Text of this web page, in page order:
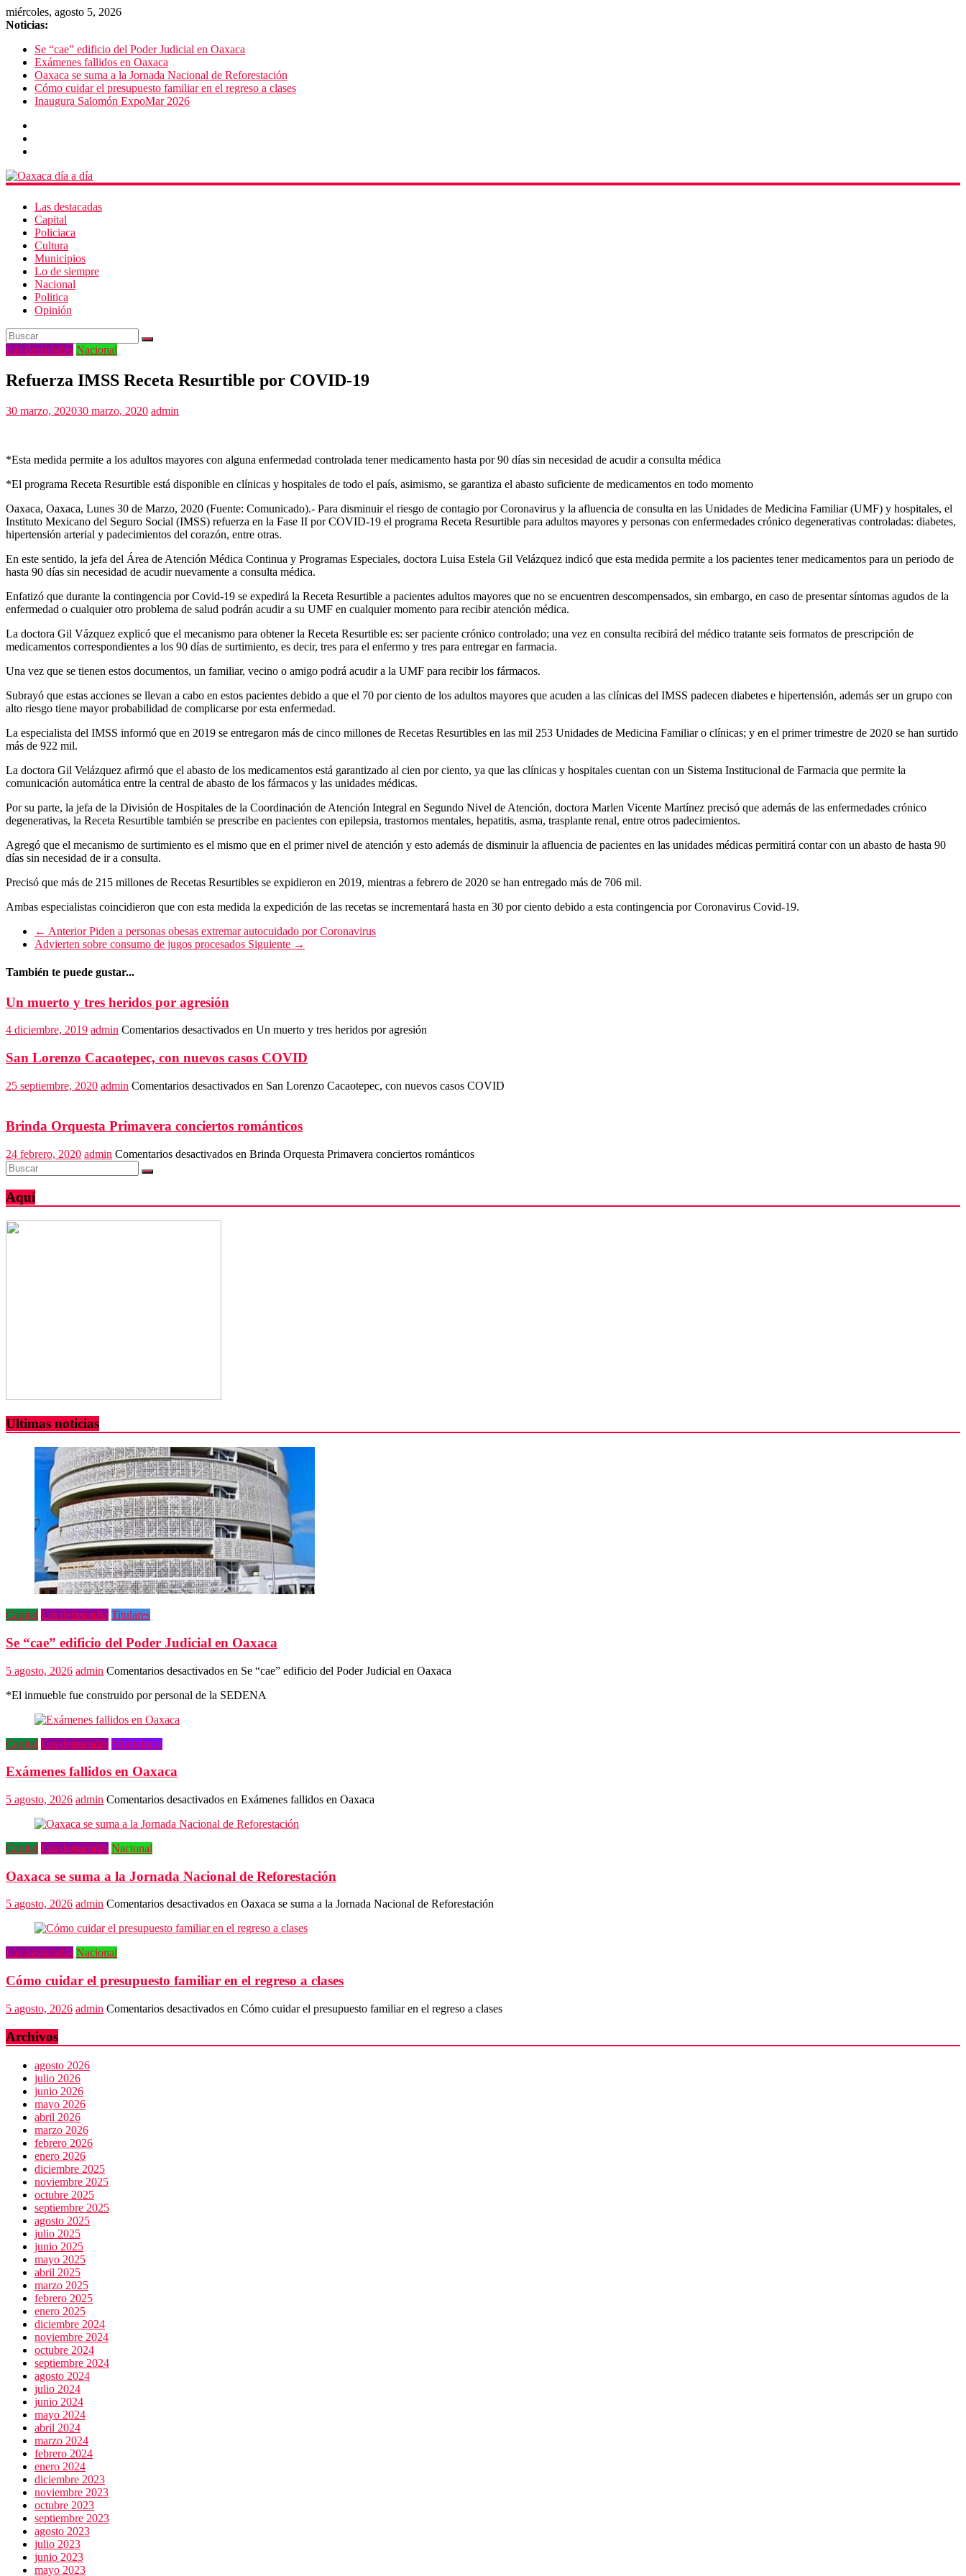
miércoles, agosto 5, 2026
Noticias:
Se “cae” edificio del Poder Judicial en Oaxaca
Exámenes fallidos en Oaxaca
Oaxaca se suma a la Jornada Nacional de Reforestación
Cómo cuidar el presupuesto familiar en el regreso a clases
Inaugura Salomón ExpoMar 2026
Las destacadas
Capital
Policiaca
Cultura
Municipios
Lo de siempre
Nacional
Politica
Opinión
Las destacadas Nacional
Refuerza IMSS Receta Resurtible por COVID-19
30 marzo, 202030 marzo, 2020 admin
*Esta medida permite a los adultos mayores con alguna enfermedad controlada tener medicamento hasta por 90 días sin necesidad de acudir a consulta médica
*El programa Receta Resurtible está disponible en clínicas y hospitales de todo el país, asimismo, se garantiza el abasto suficiente de medicamentos en todo momento
Oaxaca, Oaxaca, Lunes 30 de Marzo, 2020 (Fuente: Comunicado).- Para disminuir el riesgo de contagio por Coronavirus y la afluencia de consulta en las Unidades de Medicina Familiar (UMF) y hospitales, el
Instituto Mexicano del Seguro Social (IMSS) refuerza en la Fase II por COVID-19 el programa Receta Resurtible para adultos mayores y personas con enfermedades crónico degenerativas controladas: diabetes,
hipertensión arterial y padecimientos del corazón, entre otras.
En este sentido, la jefa del Área de Atención Médica Continua y Programas Especiales, doctora Luisa Estela Gil Velázquez indicó que esta medida permite a los pacientes tener medicamentos para un periodo de
hasta 90 días sin necesidad de acudir nuevamente a consulta médica.
Enfatizó que durante la contingencia por Covid-19 se expedirá la Receta Resurtible a pacientes adultos mayores que no se encuentren descompensados, sin embargo, en caso de presentar síntomas agudos de la
enfermedad o cualquier otro problema de salud podrán acudir a su UMF en cualquier momento para recibir atención médica.
La doctora Gil Vázquez explicó que el mecanismo para obtener la Receta Resurtible es: ser paciente crónico controlado; una vez en consulta recibirá del médico tratante seis formatos de prescripción de
medicamentos correspondientes a los 90 días de surtimiento, es decir, tres para el enfermo y tres para entregar en farmacia.
Una vez que se tienen estos documentos, un familiar, vecino o amigo podrá acudir a la UMF para recibir los fármacos.
Subrayó que estas acciones se llevan a cabo en estos pacientes debido a que el 70 por ciento de los adultos mayores que acuden a las clínicas del IMSS padecen diabetes e hipertensión, además ser un grupo con
alto riesgo tiene mayor probabilidad de complicarse por esta enfermedad.
La especialista del IMSS informó que en 2019 se entregaron más de cinco millones de Recetas Resurtibles en las mil 253 Unidades de Medicina Familiar o clínicas; y en el primer trimestre de 2020 se han surtido
más de 922 mil.
La doctora Gil Velázquez afirmó que el abasto de los medicamentos está garantizado al cien por ciento, ya que las clínicas y hospitales cuentan con un Sistema Institucional de Farmacia que permite la
comunicación automática entre la central de abasto de los fármacos y las unidades médicas.
Por su parte, la jefa de la División de Hospitales de la Coordinación de Atención Integral en Segundo Nivel de Atención, doctora Marlen Vicente Martínez precisó que además de las enfermedades crónico
degenerativas, la Receta Resurtible también se prescribe en pacientes con epilepsia, trastornos mentales, hepatitis, asma, trasplante renal, entre otros padecimientos.
Agregó que el mecanismo de surtimiento es el mismo que en el primer nivel de atención y esto además de disminuir la afluencia de pacientes en las unidades médicas permitirá contar con un abasto de hasta 90
días sin necesidad de ir a consulta.
Precisó que más de 215 millones de Recetas Resurtibles se expidieron en 2019, mientras a febrero de 2020 se han entregado más de 706 mil.
Ambas especialistas coincidieron que con esta medida la expedición de las recetas se incrementará hasta en 30 por ciento debido a esta contingencia por Coronavirus Covid-19.
← AnteriorPiden a personas obesas extremar autocuidado por Coronavirus
Advierten sobre consumo de jugos procesados Siguiente →
También te puede gustar...
Un muerto y tres heridos por agresión
4 diciembre, 2019 admin Comentarios desactivados en Un muerto y tres heridos por agresión
San Lorenzo Cacaotepec, con nuevos casos COVID
25 septiembre, 2020 admin Comentarios desactivados en San Lorenzo Cacaotepec, con nuevos casos COVID
Brinda Orquesta Primavera conciertos románticos
24 febrero, 2020 admin Comentarios desactivados en Brinda Orquesta Primavera conciertos románticos
Aquí
Ultimas noticias
Capital Las destacadas Titulares
Se “cae” edificio del Poder Judicial en Oaxaca
5 agosto, 2026 admin Comentarios desactivados en Se “cae” edificio del Poder Judicial en Oaxaca
*El inmueble fue construido por personal de la SEDENA
Capital Las destacadas Municipios
Exámenes fallidos en Oaxaca
5 agosto, 2026 admin Comentarios desactivados en Exámenes fallidos en Oaxaca
Capital Las destacadas Nacional
Oaxaca se suma a la Jornada Nacional de Reforestación
5 agosto, 2026 admin Comentarios desactivados en Oaxaca se suma a la Jornada Nacional de Reforestación
Las destacadas Nacional
Cómo cuidar el presupuesto familiar en el regreso a clases
5 agosto, 2026 admin Comentarios desactivados en Cómo cuidar el presupuesto familiar en el regreso a clases
Archivos
agosto 2026
julio 2026
junio 2026
mayo 2026
abril 2026
marzo 2026
febrero 2026
enero 2026
diciembre 2025
noviembre 2025
octubre 2025
septiembre 2025
agosto 2025
julio 2025
junio 2025
mayo 2025
abril 2025
marzo 2025
febrero 2025
enero 2025
diciembre 2024
noviembre 2024
octubre 2024
septiembre 2024
agosto 2024
julio 2024
junio 2024
mayo 2024
abril 2024
marzo 2024
febrero 2024
enero 2024
diciembre 2023
noviembre 2023
octubre 2023
septiembre 2023
agosto 2023
julio 2023
junio 2023
mayo 2023